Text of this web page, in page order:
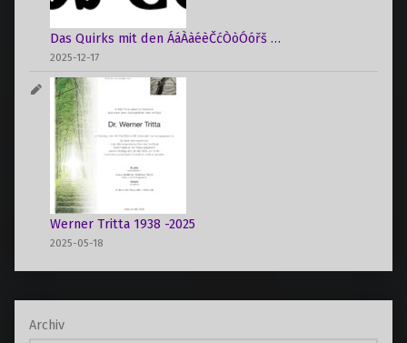
Das Quirks mit den ÁáÀàéèČćÒòÓóřš …
2025-12-17
Werner Tritta 1938 -2025
2025-05-18
Archiv